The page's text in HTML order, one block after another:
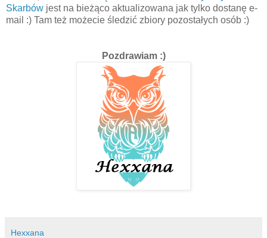
Skarbów jest na bieżąco aktualizowana jak tylko dostanę e-
mail :) Tam też możecie śledzić zbiory pozostałych osób :)
Pozdrawiam :)
Hexxana